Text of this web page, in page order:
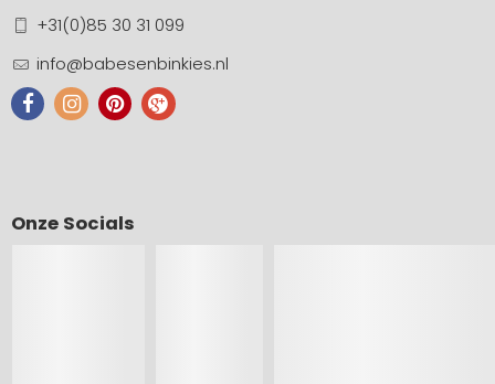
+31(0)85 30 31 099
info@babesenbinkies.nl
Onze Socials